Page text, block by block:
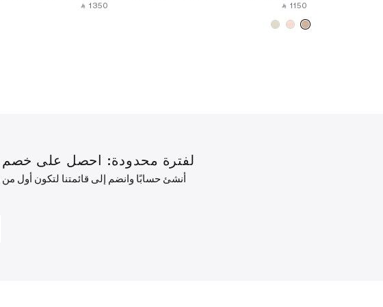
‎ ⃁ ⁦1150⁩ ‎
‎ ⃁ ⁦1350⁩ ‎
لفترة محدودة: احصل على خصم 10% على طلبك الأول بقيمة 1000 درهم إماراتي أو أكثر.
أنشئ حسابًا وانضم إلى قائمتنا لتكون أول